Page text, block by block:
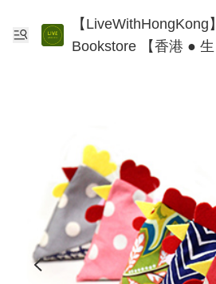
【LiveWithHongKong】
Bookstore 【香港 ● 生